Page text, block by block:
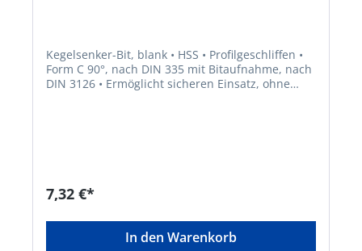
Kegelsenker-Bit, blank • HSS • Profilgeschliffen •
Form C 90°, nach DIN 335 mit Bitaufnahme, nach
DIN 3126 • Ermöglicht sicheren Einsatz, ohne
7,32 €*
In den Warenkorb